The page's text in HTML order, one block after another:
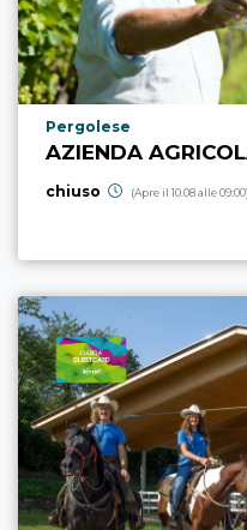
Località punto di
Pergolese
AZIENDA
chiuso (Apre il 10.08 alle 09:00)